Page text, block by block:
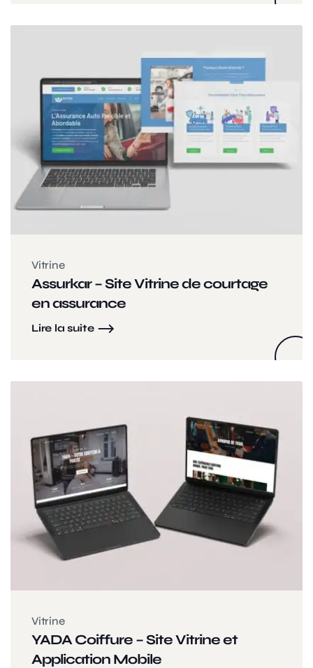
Vitrine
Assurkar – Site Vitrine de courtage
en assurance
Lire la suite
Vitrine
YADA Coiffure – Site Vitrine et
Application Mobile